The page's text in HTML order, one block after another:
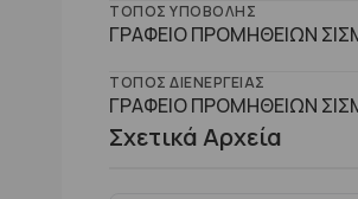
ΤΌΠΟΣ ΥΠΟΒΟΛΉΣ
ΓΡΑΦΕΙΟ ΠΡΟΜΗΘΕΙΩΝ
ΤΌΠΟΣ ΔΙΕΝΈΡΓΕΙΑΣ
ΓΡΑΦΕΙΟ ΠΡΟΜΗΘΕΙΩΝ
Σχετικά Αρχεία